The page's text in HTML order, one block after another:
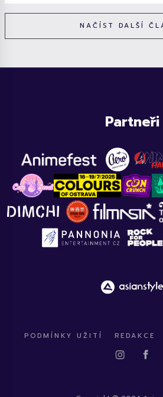
NAČÍST DALŠÍ
Partneři
PODMÍNKY UŽITÍ REDAKCE